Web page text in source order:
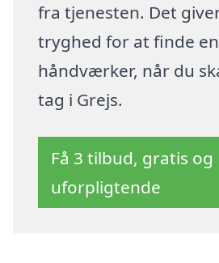
fra tjenesten. Det
tryghed for at finde
håndværker, når du
tag i Grejs.
Få 3 tilbud, gratis og
uforpligtende